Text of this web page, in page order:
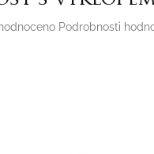
Podrobnosti